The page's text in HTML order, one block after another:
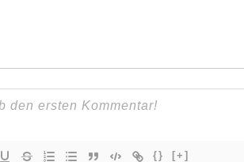
{} [+]